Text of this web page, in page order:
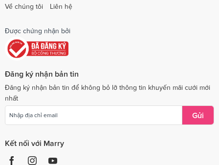
Về chúng tôi
Liên hệ
Được chứng nhận bởi
Đăng ký nhận bản tin
Đăng ký nhận bản tin để không bỏ lỡ thông tin khuyến mãi cưới mới
nhất
Gửi
Kết nối với Marry